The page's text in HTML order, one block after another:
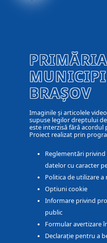
PRIMĂRIA
BRAȘOV
Imaginile și articolele
supuse legilor dreptului
este interzisă fără
Proiect realizat prin
Reglementări
datelor cu caracter
Politica de utilizare
Optiuni cookie
Informare privind
public
Formular avertizare
Declarație pentru a